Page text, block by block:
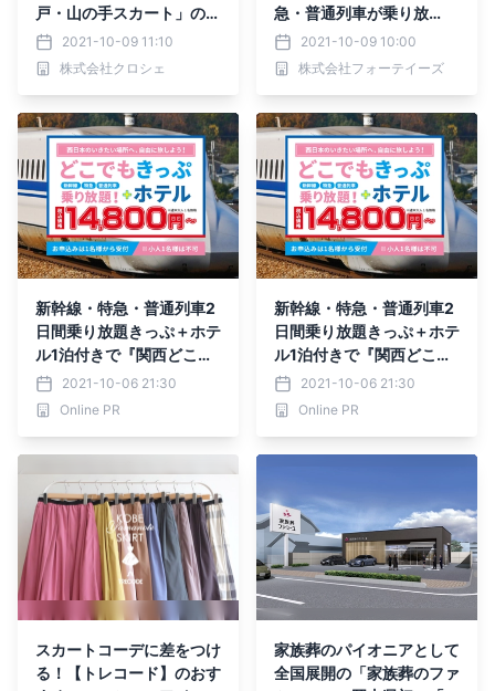
戸・山の手スカート」の特
長をご紹介
2021-10-09 11:10
株式会社クロシェ
急・普通列車が乗り放
題！！にホテル宿泊がセッ
トになったツアーです。
2021-10-09 10:00
株式会社フォーテイーズ
新幹線・特急・普通列車2
日間乗り放題きっぷ＋ホテ
ル1泊付きで『関西どこで
もきっぷツアー』・『西日
本どこでもきっぷツアー』
2021-10-06 21:30
Online PR
新幹線・特急・普通列車2
日間乗り放題きっぷ＋ホテ
ル1泊付きで『関西どこで
もきっぷツアー』・『西日
本どこでもきっぷツアー』
2021-10-06 21:30
Online PR
スカートコーデに差をつけ
る！【トレコード】のおす
家族葬のパイオニアとして
全国展開の「家族葬のファ